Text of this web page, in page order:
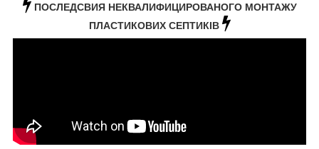
ПОСЛЕДСВИЯ НЕКВАЛИФИЦИРОВАНОГО МОНТАЖУ
ПЛАСТИКОВИХ СЕПТИКІВ